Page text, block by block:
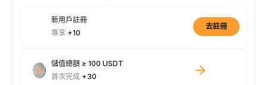
新用戶註冊
專享 +10
去註冊
儲值總額 ≥ 100 USDT
首次完成 +30